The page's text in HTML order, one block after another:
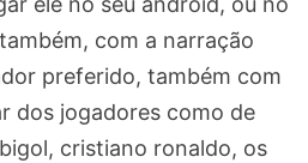
com a narração
preferido, também com
dos jogadores como de
cristiano ronaldo, os